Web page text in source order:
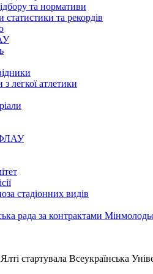
та нормативи
статистики та рекордів
легкої атлетики
ФЛАУ
стадіонних видів
рада за контрактами
стартувала Всеукраїнська